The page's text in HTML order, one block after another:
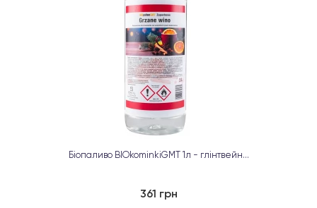
Біопаливо BIOkominkiGMT 1л - глінтвейн...
361 грн